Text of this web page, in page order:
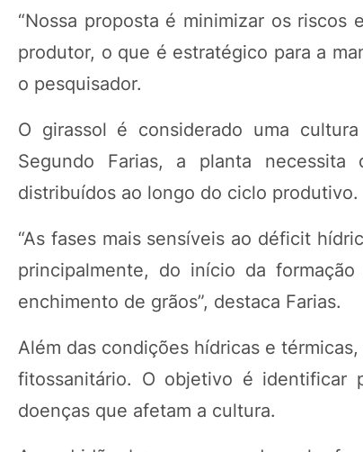
“Nossa proposta é minimizar os
produtor, o que é estratégico para a
o pesquisador.
O girassol é considerado uma
Segundo Farias, a planta
distribuídos ao longo do ciclo produtivo.
“As fases mais sensíveis ao déficit
principalmente, do início da
enchimento de grãos”, destaca Farias.
Além das condições hídricas e
fitossanitário. O objetivo é identificar
doenças que afetam a cultura.